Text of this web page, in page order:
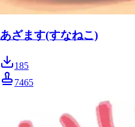
あざます(すなねこ)
185
7465